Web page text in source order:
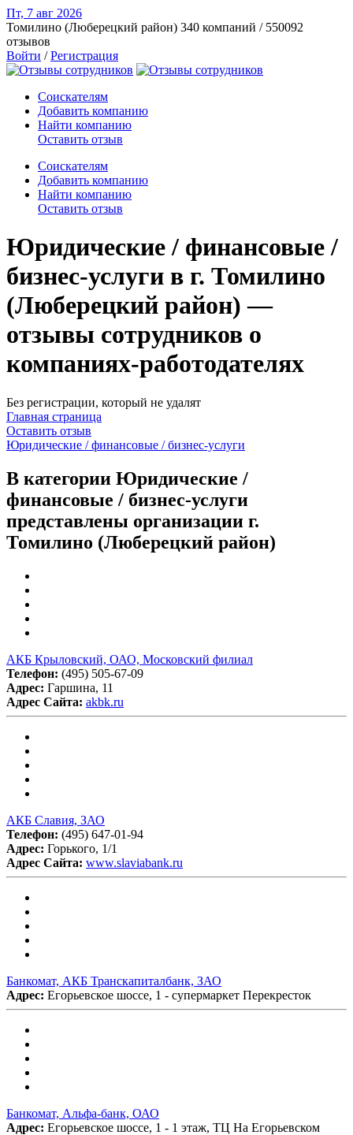
Пт, 7 авг 2026
Томилино (Люберецкий район) 340 компаний / 550092
отзывов
Войти /Регистрация
Соискателям
Добавить компанию
Найти компанию
Оставить отзыв
Соискателям
Добавить компанию
Найти компанию
Оставить отзыв
Юридические / финансовые /
бизнес-услуги в г. Томилино
(Люберецкий район) —
отзывы сотрудников о
компаниях-работодателях
Без регистрации, который не удалят
Главная страница
Оставить отзыв
Юридические / финансовые / бизнес-услуги
В категории Юридические /
финансовые / бизнес-услуги
представлены организации г.
Томилино (Люберецкий район)
АКБ Крыловский, ОАО, Московский филиал
Телефон: (495) 505-67-09
Адрес: Гаршина, 11
Адрес Сайта: akbk.ru
АКБ Славия, ЗАО
Телефон: (495) 647-01-94
Адрес: Горького, 1/1
Адрес Сайта: www.slaviabank.ru
Банкомат, АКБ Транскапиталбанк, ЗАО
Адрес: Егорьевское шоссе, 1 - супермаркет Перекресток
Банкомат, Альфа-банк, ОАО
Адрес: Егорьевское шоссе, 1 - 1 этаж, ТЦ На Егорьевском